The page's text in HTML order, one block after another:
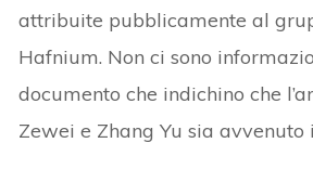
attribuite pubblicamente al
Hafnium. Non ci sono
documento che indichino che
Zewei e Zhang Yu sia avvenuto